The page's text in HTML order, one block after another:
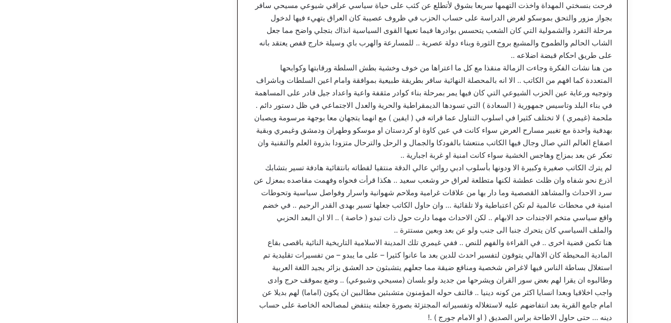
فرحت بنسختي المهداة واخذت التهمها سريعا بشوق لأتطلع عن كثب على حياة سياسي عراقي شيوعي مسيحي سافر
بجواز مزور والتحق بموسكو لغرض الدراسة على حساب الحزب في ظروف عصيبة كان العراق يتهيء فيها لدخول
مرحلة التفرد والشمولية التي كان الشعب يتحسس بوادرها فيما تعيها القوى السياسية انذاك بتجلي واضح مما جعل
الشاب الحالم والطموح والمشبع بروح الثورة وبناء دولة عصرية .. للمسارعة والهرب باي وسيلة خارج قفص يعتقد بانه
على طريق احكام قبضة اضلاعه ..
من هنا نشات الفكرة وجاءت الزمالة منقذا مع كل ما اعتراها من خوف وخشية بطش السلطة ورقابتها وكوابحها
المتعددة كما افهم من الكاتب .. الا انه بالمحصلة النهائية سافر بطريقة طبيعية بموافقة وامام اعين السلطات وباشراف
وتوجيه ورعاية عين الحزب الشيوعي التي كان فيها يمر بمرحلة بناء كوادر مثقفة واعية واعداد جيل قادر على المساهمة
في بناء البلد وتاسيس جمهورية ( السعادة ) التي تسودها الديمقراطية والحرية والعدل الاجتماعي في ظل دستور دائم .
ملحمة (غيمري ) لا تختلف كثيرا في اسلوب التناول عما قراته في ( ايفين ) مع انهما يتجهان معا بوجهة مرسومة ويصبان
بهدفية واحدة مع تغيير مسارح العرض سواء كانت في عين كاوة او كردستان او موسكو وطهران ودمشق وغيمري وبقية
اصقاع العالم التي صال وجال فيها الكاتب منتعشا بالفودكا والجمال و الرحل والترحال متزودا بذروة العلم والتقنية وان
تعكر عن بعد بمزاج وهاجس الخشية سواء كانت امنية او غربة اجبارية ..
لم يترك الكاتب صغيرة وكبيرة الا ودونها بأسلوب ادبي روائي عالي الدقة منتقيا لقطاته بانتقائية هادفة تسير بتشابك
اذرع نحو شفاه وان ظلت عطشة لكنها متطلعة لعراق حر وشعب سعيد .. هكذا قرأت فحواه وفهمت مقاصده بمعزل عن
سرد الاحداث والمشاهد القصصية وما دار بها من علاقات غرامية وملاحم شهوانية واسرار وفواصل سياسية وتحوطات
امنية في محطات عالمية لم تكن اعتباطية ولا تلقائية … وان حاول الكاتب جعلها تسير بهدى القدر الرحيم .. في خضم
واقع سياسي متخم الاجندات حد الابهام .. لكن الاحداث مهما دارت حول ذات تبدو ( خاصة ) .. الا ان البعد الحزبي
والملف السياسي كان يتحرك جنبا الى جنب ولو عن بعد وبعين مستترة ..
هنا تكمن قضية اخرى .. في القراءة والفهم للنص .. ففي غيمري تلك المدينة الاسلامية التاريخية النائية باقصى بقاع
المادية المحيطة كان الاهالي يتوقون لتفسير احدث للدين بعد ما عانوا كثيرا – على ما يبدو – من تفسيرات تقليدية تم
استغلال بساطة الناس فيها لاغراض شخصية ومنافع ضيقة مما جعلهم يتشبثون حد العشق بزائر يجيد اللغة العربية
وطالبوه ان يقرا لهم بعض سور القران ويشرحها من جديد ولو بلسان (مسيحي وشيوعي) .. وضع بموقف حرج وادى
واجب اخلاقيا وبعدا انسايا اكثر من كونه دينيا .. فالتف حوله المؤمنون متشبثين مطالبين ان يكون (اماما) لهم بديلا عن
امام جامع القرية بعد انتفاضهم عليه لاستغلاله وتفسيراته المجتزئة بصورة جعلته ينتفض لمصالحه الخاصة على حساب
دينه … حتى حاول الاطاحة براس الصديق ( او الامام جورج ) .!